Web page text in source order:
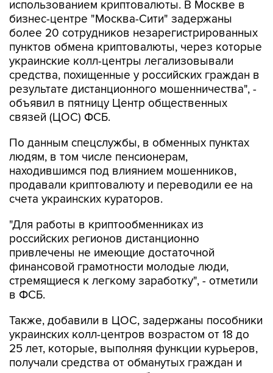
более 20 сотрудников незарегистрированных
пунктов обмена криптовалюты, через которые
украинские колл-центры легализовывали
средства, похищенные у российских граждан в
результате дистанционного мошенничества", -
объявил в пятницу Центр общественных
связей (ЦОС) ФСБ.
По данным спецслужбы, в обменных пунктах
находившимся под влиянием мошенников,
продавали криптовалюту и переводили ее на
счета украинских кураторов.
"Для работы в криптообменниках из
привлечены не имеющие достаточной
финансовой грамотности молодые люди,
стремящиеся к легкому заработку", - отметили
в ФСБ.
Также, добавили в ЦОС, задержаны пособники
25 лет, которые, выполняя функции курьеров,
получали средства от обманутых граждан и
передавали их в криптообменники для
дальнейшего направления на Украину.